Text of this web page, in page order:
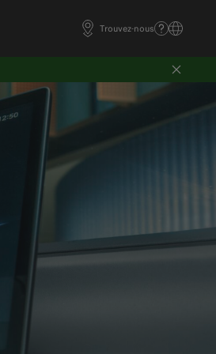
Trouvez-nous